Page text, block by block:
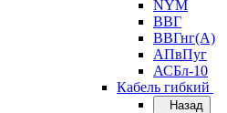
NYM
ВВГ
ВВГнг(А)
АПвПуг
АСБл-10
Кабель гибкий
Назад